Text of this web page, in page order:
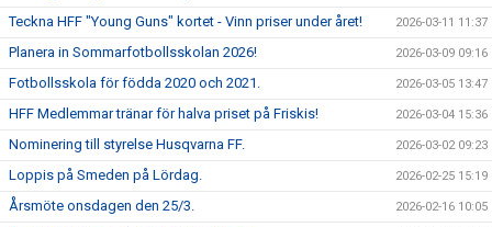
Teckna HFF "Young Guns" kortet - Vinn priser under året! 2026-03-11 11:37
Planera in Sommarfotbollsskolan 2026! 2026-03-09 09:16
Fotbollsskola för födda 2020 och 2021. 2026-03-05 13:47
HFF Medlemmar tränar för halva priset på Friskis! 2026-03-04 15:36
Nominering till styrelse Husqvarna FF. 2026-03-02 09:23
Loppis på Smeden på Lördag. 2026-02-25 15:19
Årsmöte onsdagen den 25/3. 2026-02-16 10:05